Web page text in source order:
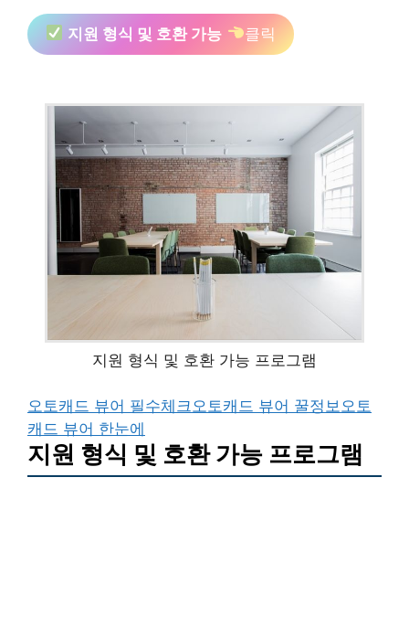
지원 형식 및 호환 가능 클릭
지원 형식 및 호환 가능 프로그램
오토캐드 뷰어 필수체크오토캐드 뷰어 꿀정보오토
캐드 뷰어 한눈에
지원 형식 및 호환 가능 프로그램